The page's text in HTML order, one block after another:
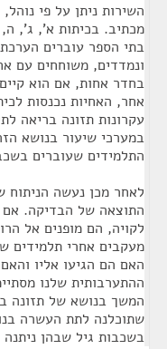
השירות ניתן על פי
מכתיב. בכיתות א', ג',
בתי הספר עוברים
ונמדדים, משוחחים עם
בחדר אחות, אם הוא
אחר, האחיות נכנסות
עקרונות תזונה בריאה
במערכי שיעור בנושא
התלמידים שעוברים
לאחר מכן נעשה הניתוח
התוצאה של הבדיקה.
לקויה, הם מופנים אל
מעקבים אחרי תלמידים
האם הם הגיעו אליו
ההתערבותית שלנו
המשך בנושא של תזונה
שתוכלנה לתת העשרה
בשכבות גיל שבהן